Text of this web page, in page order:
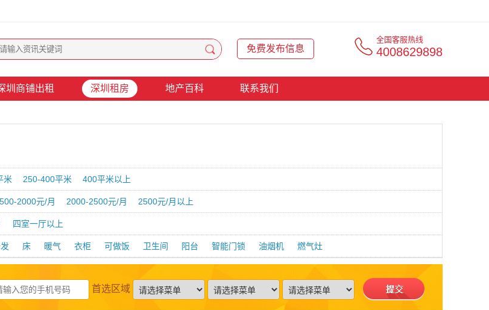
免费发布信息
全国客服热线
4008629898
圳商铺出租 深圳租房 地产百科 联系我们
米 250-400平米 400平米以上
2000元/月 2000-2500元/月 2500元/月以上
四室一厅以上
床 暖气 衣柜 可做饭 卫生间 阳台 智能门锁 油烟机 燃气灶
首选区域